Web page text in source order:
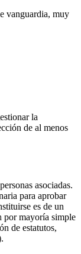
vanguardia, muy
la
de al menos
asociadas.
para aprobar
es de un
por mayoría simple
de estatutos,